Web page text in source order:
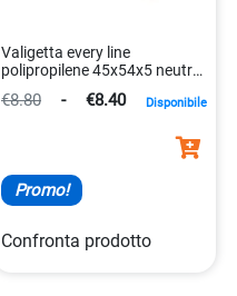
Valigetta every line
polipropilene 45x54x5 neutro
8010151011123
€8.80 - €8.40 Disponibile
Promo!
Confronta prodotto